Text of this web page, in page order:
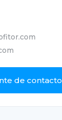
de contacto